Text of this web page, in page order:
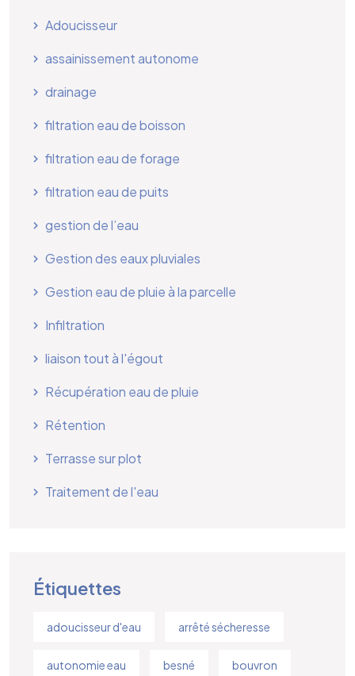
Adoucisseur
assainissement autonome
drainage
filtration eau de boisson
filtration eau de forage
filtration eau de puits
gestion de l’eau
Gestion des eaux pluviales
Gestion eau de pluie à la parcelle
Infiltration
liaison tout à l'égout
Récupération eau de pluie
Rétention
Terrasse sur plot
Traitement de l'eau
Étiquettes
adoucisseur d'eau arrêté sécheresse
autonomie eau besné bouvron